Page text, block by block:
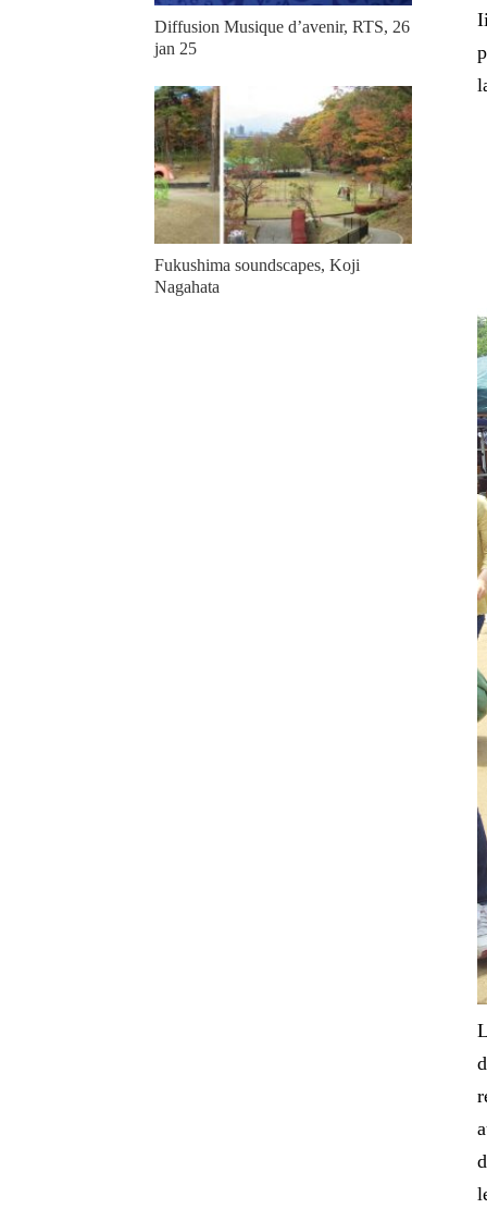
Diffusion Musique d’avenir, RTS, 26
jan 25
Fukushima soundscapes, Koji
Nagahata